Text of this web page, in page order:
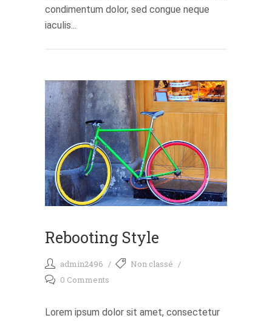
condimentum dolor, sed congue neque
iaculis...
Rebooting Style
admin2496
Non classé
0 Comments
Lorem ipsum dolor sit amet, consectetur